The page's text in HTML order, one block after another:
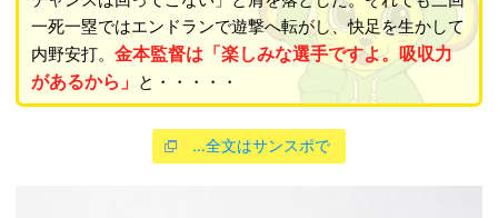
一死一塁ではエンドランで遊撃へ転がし、快足を生かして
内野安打。 金本監督は「楽しみな選手ですよ。吸収力
があるから」 と・・・・・
…全文はサンスポで